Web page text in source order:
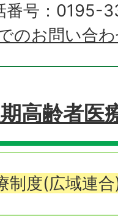
番号：0195-
のお問い合
高齢者医
制度(広域連